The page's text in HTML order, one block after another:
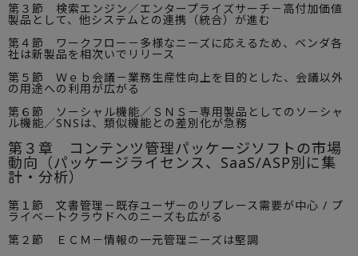
第３節 検索エンジン／エンタープライズサーチ－高付加価値
製品として、他システムとの連携（統合）が進む
第４節 ワークフロー－多様なニーズに応えるため、ベンダ各
社は新製品を相次いでリリース
第５節 Ｗｅｂ会議－業務生産性向上を目的とした、会議以外
の用途への利用が広がる
第６節 ソーシャル機能／ＳＮＳ－専用製品としてのソーシャ
ル機能／SNSは、類似機能との差別化が急務
第３章 コンテンツ管理パッケージソフトの市場
動向（パッケージライセンス、SaaS/ASP別に集
計・分析）
第１節 文書管理－既存ユーザーのリプレース需要が中心 / プ
ライベートクラウドへのニーズも広がる
第２節 ＥＣＭ－情報の一元管理ニーズは堅調